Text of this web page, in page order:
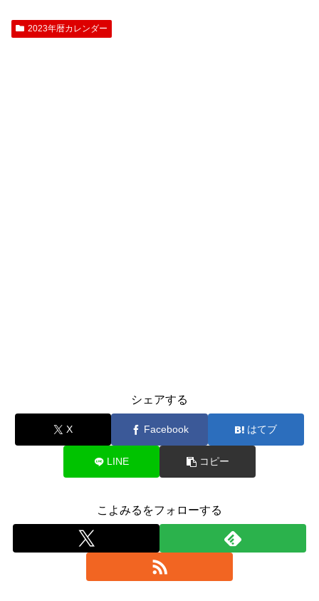
2023年暦カレンダー
シェアする
X Facebook はてブ
LINE コピー
こよみるをフォローする